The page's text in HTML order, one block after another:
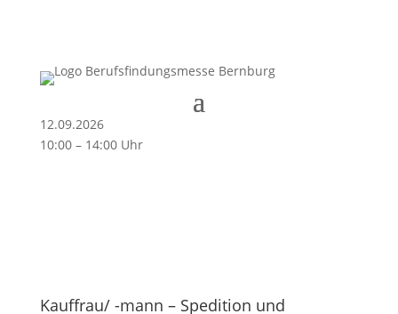
12.09.2026
10:00 – 14:00 Uhr
Kauffrau/ -mann – Spedition und